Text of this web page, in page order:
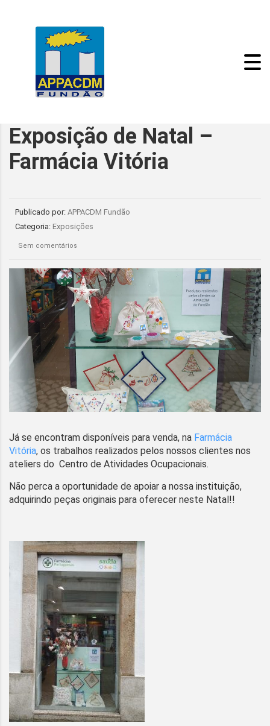
Exposição de Natal –
Farmácia Vitória
Publicado por: APPACDM Fundão
Categoria: Exposições
Sem comentários
Já se encontram disponíveis para venda, na Farmácia
Vitória, os trabalhos realizados pelos nossos clientes nos
ateliers do Centro de Atividades Ocupacionais.
Não perca a oportunidade de apoiar a nossa instituição,
adquirindo peças originais para oferecer neste Natal!!